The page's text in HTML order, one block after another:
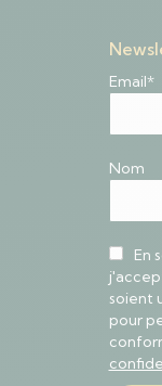
Email*
Nom
En
soient
pour